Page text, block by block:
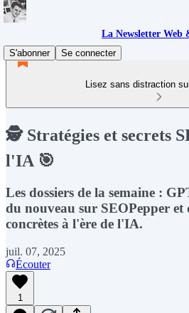
La Newsletter Web
S'abonner
Se connecter
Lisez sans distraction
🕵️ Stratégies et secrets
l'IA 🎯
Les dossiers de la semaine :
du nouveau sur SEOPepper et
concrètes à l'ère de l'IA.
juil. 07, 2025
Écouter
1